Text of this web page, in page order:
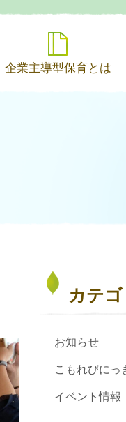
企業主導型保育とは
カテゴ
お知らせ
こもれびにっ
イベント情報